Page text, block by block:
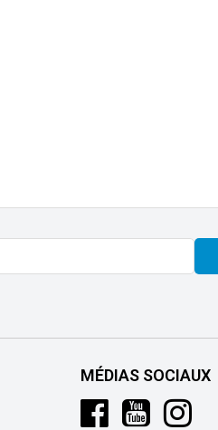
MÉDIAS SOCIAUX